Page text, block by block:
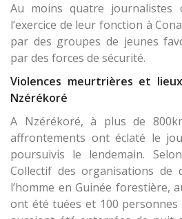
Au moins quatre journalistes
l’exercice de leur fonction à
par des groupes de jeunes
par des forces de sécurité.
Violences meurtrières et
Nzérékoré
A Nzérékoré, à plus de
affrontements ont éclaté le
poursuivis le lendemain.
Collectif des organisations de
l’homme en Guinée forestière,
ont été tuées et 100 personnes